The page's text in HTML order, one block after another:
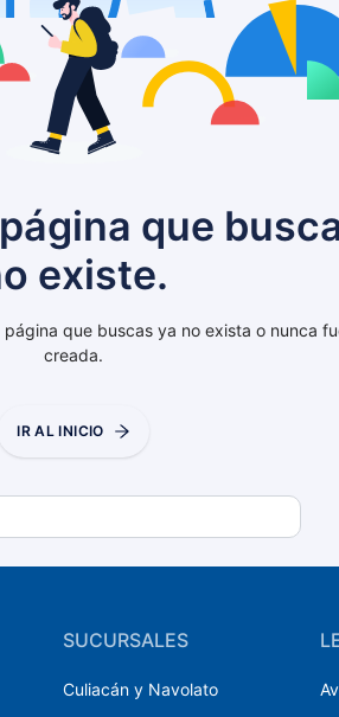
Los
que
existe.
que buscas ya no exista o nunca
creada.
IR AL INICIO
SUCURSALES
Culiacán y Navolato